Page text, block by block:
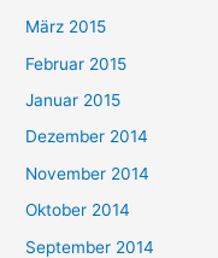
März 2015
Februar 2015
Januar 2015
Dezember 2014
November 2014
Oktober 2014
September 2014